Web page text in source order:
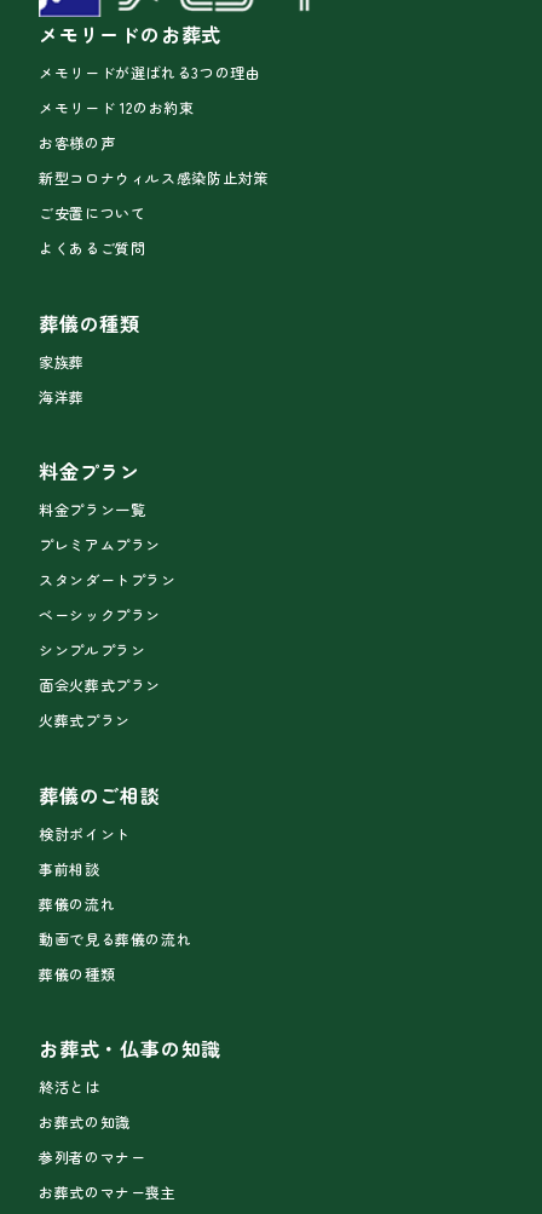
メモリードのお葬式
メモリードが選ばれる3つの理由
メモリード 12のお約束
お客様の声
新型コロナウィルス感染防止対策
ご安置について
よくあるご質問
葬儀の種類
家族葬
海洋葬
料金プラン
料金プラン一覧
プレミアムプラン
スタンダートプラン
ベーシックプラン
シンプルプラン
面会火葬式プラン
火葬式プラン
葬儀のご相談
検討ポイント
事前相談
葬儀の流れ
動画で見る葬儀の流れ
葬儀の種類
お葬式・仏事の知識
終活とは
お葬式の知識
参列者のマナー
お葬式のマナー喪主